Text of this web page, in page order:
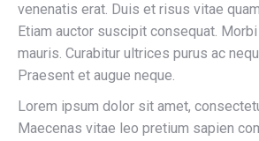
venenatis erat. Duis et risus vitae
Etiam auctor suscipit consequat.
mauris. Curabitur ultrices purus ac
Praesent et augue neque.
Lorem ipsum dolor sit amet,
Maecenas vitae leo pretium sapien